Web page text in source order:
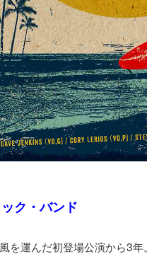
ク・バンド
運んだ初登場公演から3年。